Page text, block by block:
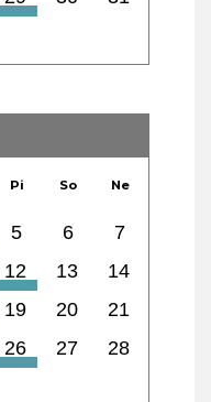
Pi So Ne
5 6
7
12 13
14
19 20
21
26 27
28